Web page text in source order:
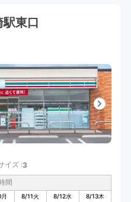
東口
イズ :3
間
月 8/11火 8/12水 8/13木